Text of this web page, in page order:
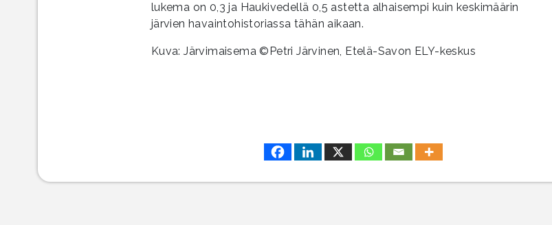
lukema on 0,3 ja Haukivedellä 0,5 astetta alhaisempi kuin keskimäärin
järvien havaintohistoriassa tähän aikaan.
Kuva: Järvimaisema ©Petri Järvinen, Etelä-Savon ELY-keskus